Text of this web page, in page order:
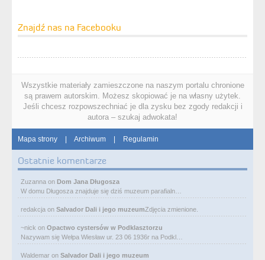
Znajdź nas na Facebooku
Wszystkie materiały zamieszczone na naszym portalu chronione
są prawem autorskim. Możesz skopiować je na własny użytek.
Jeśli chcesz rozpowszechniać je dla zysku bez zgody redakcji i
autora – szukaj adwokata!
Mapa strony | Archiwum | Regulamin
Ostatnie komentarze
Zuzanna on Dom Jana Długosza
W domu Długosza znajduje się dziś muzeum parafialn…
redakcja on Salvador Dali i jego muzeumZdjęcia zmienione.
~nick on Opactwo cystersów w Podklasztorzu
Nazywam się Wełpa Wiesław ur. 23 06 1936r na Podkl…
Waldemar on Salvador Dali i jego muzeum